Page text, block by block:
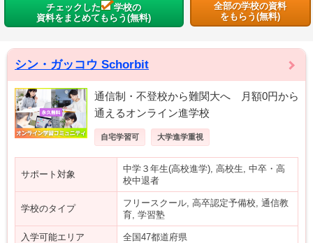
チェックした
学校の
資料をまとめてもらう(無料)
全部の学校の資料
をもらう(無料)
シン・ガッコウ Schorbit
通信制・不登校から難関大へ 月額0円から
通えるオンライン進学校
自宅学習可 大学進学重視
サポート対象
中学３年生(高校進学), 高校生, 中卒・高
校中退者
学校のタイプ
フリースクール, 高卒認定予備校, 通信教
育, 学習塾
入学可能エリア 全国47都道府県